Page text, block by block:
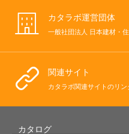
カタラボ運営団体
一般社団法人 日本建材・
関連サイト
カタラボ関連サイトのリン
カタログ